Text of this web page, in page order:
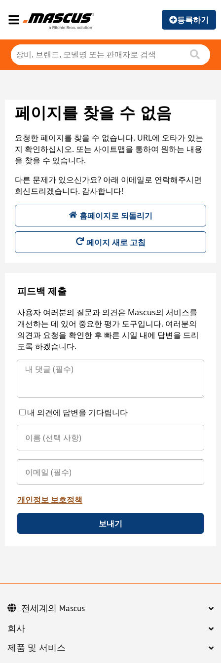
등록하기
페이지를 찾을 수 없음
요청한 페이지를 찾을 수 없습니다. URL에 오타가 있는
지 확인하십시오. 또는 사이트맵을 통하여 원하는 내용
을 찾을 수 있습니다.
다른 문제가 있으신가요? 아래 이메일로 연락해주시면
회신드리겠습니다. 감사합니다!
홈페이지로 되돌리기
페이지 새로 고침
피드백 제출
사용자 여러분의 질문과 의견은 Mascus의 서비스를
개선하는 데 있어 중요한 평가 도구입니다. 여러분의
의견과 요청을 확인한 후 빠른 시일 내에 답변을 드리
도록 하겠습니다.
내 의견에 답변을 기다립니다
개인정보 보호정책
보내기
회사
제품 및 서비스
전세계의 Mascus